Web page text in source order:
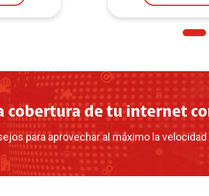
cobertura de tu internet
para aprovechar al máximo la